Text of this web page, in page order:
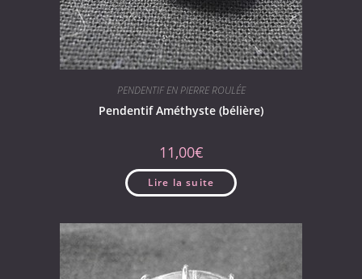
PENDENTIF EN PIERRE ROULÉE
Pendentif Améthyste (bélière)
11,00€
Lire la suite